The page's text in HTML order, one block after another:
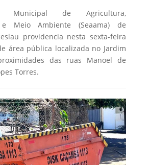
Municipal de Agricultura,
e Meio Ambiente (Seaama) de
providencia nesta sexta-feira
área pública localizada no Jardim
das ruas Manoel de
Torres.